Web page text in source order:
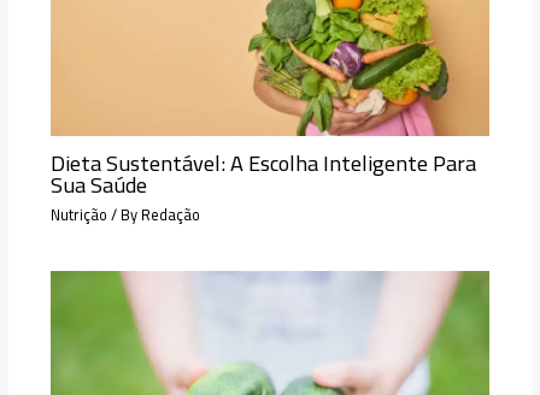
Dieta Sustentável: A Escolha Inteligente Para
Sua Saúde
Nutrição/ ByRedação